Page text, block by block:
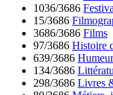
1036/3686
15/3686
3686/3686 Films
97/3686 Histoire
639/3686 Humeur
134/3686
298/3686 Livres